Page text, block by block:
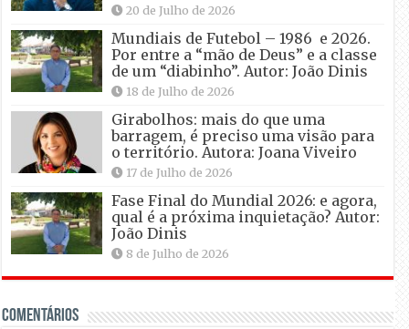
20 de Julho de 2026
Mundiais de Futebol – 1986 e 2026.
Por entre a “mão de Deus” e a classe
de um “diabinho”. Autor: João Dinis
18 de Julho de 2026
Girabolhos: mais do que uma
barragem, é preciso uma visão para
o território. Autora: Joana Viveiro
17 de Julho de 2026
Fase Final do Mundial 2026: e agora,
qual é a próxima inquietação? Autor:
João Dinis
8 de Julho de 2026
Comentários